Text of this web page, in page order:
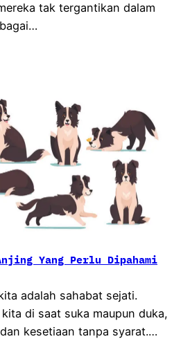
tak tergantikan dalam
Yang Perlu Dipahami
adalah sahabat sejati.
di saat suka maupun duka,
kesetiaan tanpa syarat.…